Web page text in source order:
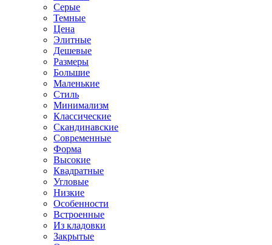
Серые
Темные
Цена
Элитные
Дешевые
Размеры
Большие
Маленькие
Стиль
Минимализм
Классические
Скандинавские
Современные
Форма
Высокие
Квадратные
Угловые
Низкие
Особенности
Встроенные
Из кладовки
Закрытые